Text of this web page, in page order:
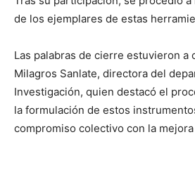
de los ejemplares de estas
Las palabras de cierre estuvieron a
Milagros Sanlate, directora del
Investigación, quien destacó el
la formulación de estos
compromiso colectivo con la